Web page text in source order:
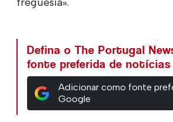
Defina o The Portugal
fonte preferida de notícias
Adicionar como fonte
Google